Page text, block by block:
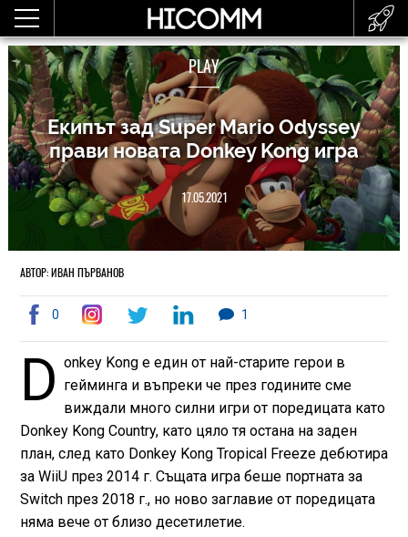
PLAY
Екипът зад Super Mario Odyssey
прави новата Donkey Kong игра
17.05.2021
АВТОР: ИВАН ПЪРВАНОВ
0 1
D onkey Kong е един от най-старите герои в
гейминга и въпреки че през годините сме
виждали много силни игри от поредицата като
Donkey Kong Country, като цяло тя остана на заден
план, след като Donkey Kong Tropical Freeze дебютира
за WiiU през 2014 г. Същата игра беше портната за
Switch през 2018 г., но ново заглавие от поредицата
няма вече от близо десетилетие.